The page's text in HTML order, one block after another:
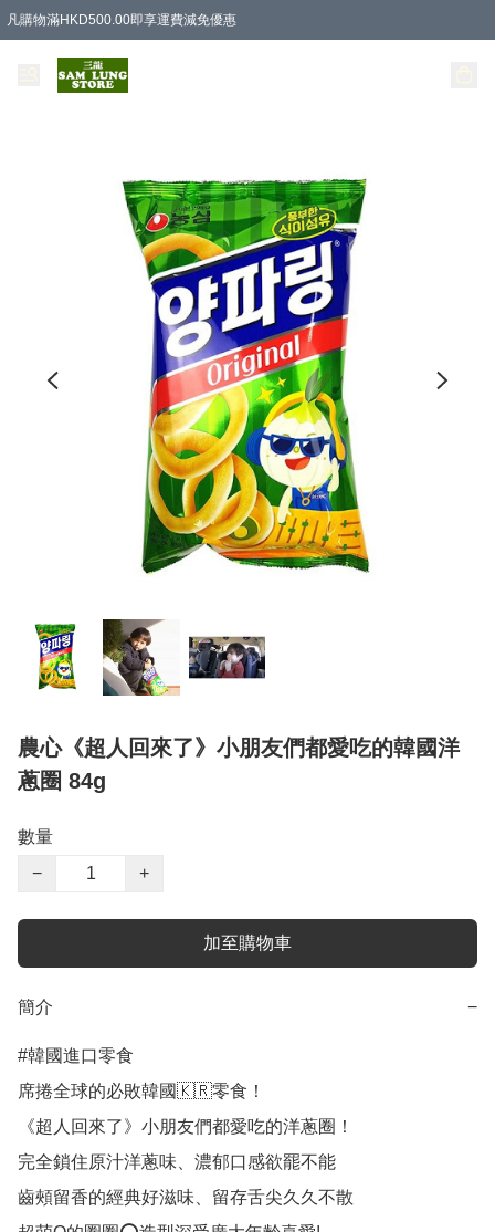
凡購物滿HKD500.00即享運費減免優惠
農心《超人回來了》小朋友們都愛吃的韓國洋
蔥圈 84g
數量
−
+
加至購物車
簡介 −
#韓國進口零食
席捲全球的必敗韓國🇰🇷零食！
《超人回來了》小朋友們都愛吃的洋蔥圈！
完全鎖住原汁洋蔥味、濃郁口感欲罷不能
齒頰留香的經典好滋味、留存舌尖久久不散